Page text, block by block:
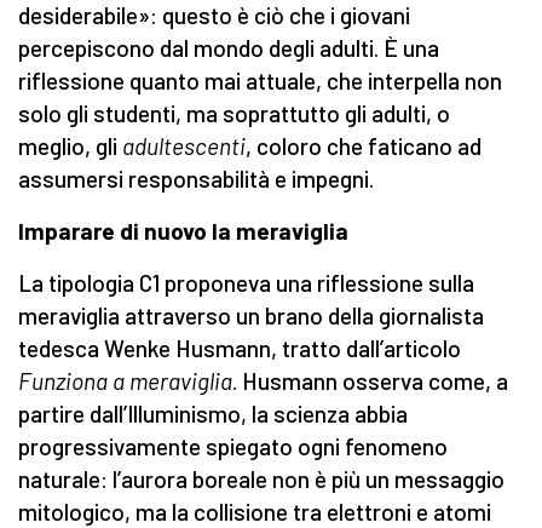
desiderabile»: questo è ciò che i giovani
percepiscono dal mondo degli adulti. È una
riflessione quanto mai attuale, che interpella non
solo gli studenti, ma soprattutto gli adulti, o
meglio, gli adultescenti, coloro che faticano ad
assumersi responsabilità e impegni.
Imparare di nuovo la meraviglia
La tipologia C1 proponeva una riflessione sulla
meraviglia attraverso un brano della giornalista
tedesca Wenke Husmann, tratto dall’articolo
Funziona a meraviglia. Husmann osserva come, a
partire dall’Illuminismo, la scienza abbia
progressivamente spiegato ogni fenomeno
naturale: l’aurora boreale non è più un messaggio
mitologico, ma la collisione tra elettroni e atomi